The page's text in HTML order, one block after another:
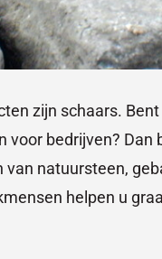
zijn schaars.
bedrijven? Dan
natuursteen,
helpen u